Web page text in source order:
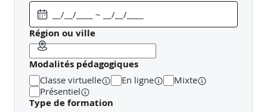
session
Créer et gérer une image d'hôte de session
3. GÉRER L'ACCÈS ET LA SÉCURITÉ
Gérer l'accès
Gérer la sécurité
Région ou ville
Modalités pédagogiques
Classe virtuelle En ligne
Mixte
Présentiel
Type de formation